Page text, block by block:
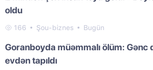
oldu
166 Şou-biznes Bugün
Goranboyda müəmmalı ölüm: Gənc
evdən tapıldı